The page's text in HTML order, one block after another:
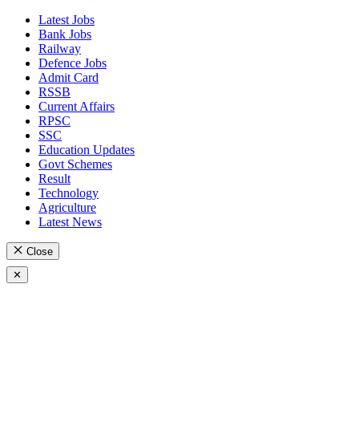
Latest Jobs
Bank Jobs
Railway
Defence Jobs
Admit Card
RSSB
Current Affairs
RPSC
SSC
Education Updates
Govt Schemes
Result
Technology
Agriculture
Latest News
Close
✕